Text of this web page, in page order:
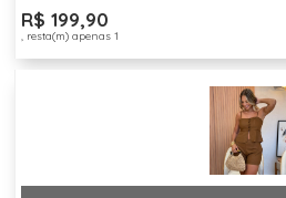
R$ 199,90
, resta(m) apenas 1